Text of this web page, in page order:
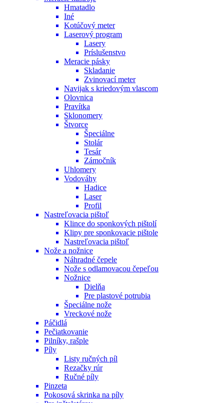
Hmatadlo
Iné
Kotúčový meter
Laserový program
Lasery
Príslušenstvo
Meracie pásky
Skladanie
Zvinovací meter
Navijak s kriedovým vlascom
Olovnica
Pravítka
Sklonomery
Štvorce
Špeciálne
Stolár
Tesár
Zámočník
Uhlomery
Vodováhy
Hadice
Laser
Profil
Nastreľovacia pištoľ
Klince do sponkových pištolí
Klipy pre sponkovacie pištole
Nastreľovacia pištoľ
Nože a nožnice
Náhradné čepele
Nože s odlamovacou čepeľou
Nožnice
Dielňa
Pre plastové potrubia
Špeciálne nože
Vreckové nože
Páčidlá
Pečiatkovanie
Pilníky, rašple
Píly
Listy ručných píl
Rezačky rúr
Ručné píly
Pinzeta
Pokosová skrinka na píly